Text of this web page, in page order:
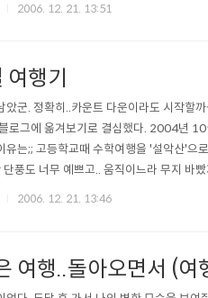
2006. 12. 21. 13:51
행기
군. 정확히..카운트 다운이라도 시작할
로그에 옮겨보기로 결심했다. 2004년
는;; 고등학교때 수학여행을 '설악산'으
풍도 너무 예쁘고.. 움직이느라 무지 바
2006. 12. 21. 13:46
행..돌아오면서 (여